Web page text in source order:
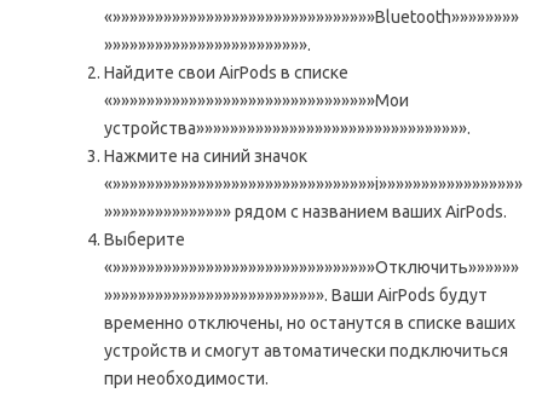
«»»»»»»»»»»»»»»»»»»»»»»»»»»»»»»»Bluetooth»»»»»»»»
»»»»»»»»»»»»»»»»»»»»»»»».
Найдите свои AirPods в списке
«»»»»»»»»»»»»»»»»»»»»»»»»»»»»»»»Мои
устройства»»»»»»»»»»»»»»»»»»»»»»»»»»»»»»»».
Нажмите на синий значок
«»»»»»»»»»»»»»»»»»»»»»»»»»»»»»»»i»»»»»»»»»»»»»»»»»
»»»»»»»»»»»»»»» рядом с названием ваших AirPods.
Выберите
«»»»»»»»»»»»»»»»»»»»»»»»»»»»»»»»Отключить»»»»»»
»»»»»»»»»»»»»»»»»»»»»»»»»». Ваши AirPods будут
временно отключены, но останутся в списке ваших
устройств и смогут автоматически подключиться
при необходимости.